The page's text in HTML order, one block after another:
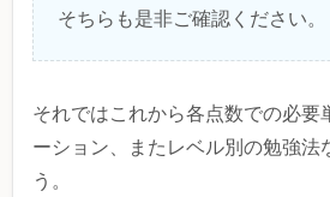
そちらも是非ご確認ください。
それではこれから各点数での必要
ーション、またレベル別の勉強法
う。